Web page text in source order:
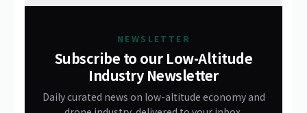
NEWSLETTER
Subscribe to our Low-Altitude
Industry Newsletter
Daily curated news on low-altitude economy and